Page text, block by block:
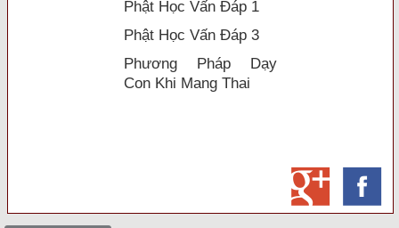
Phật Học Vấn Đáp 1
Phật Học Vấn Đáp 3
Phương Pháp Dạy
Con Khi Mang Thai